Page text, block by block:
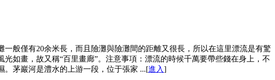
般僅有20余米長，而且險灘與險灘間的距離又很長，所以在這里漂流是有驚
如畫，故又稱“百里畫廊”。注意事項：漂流的時候千萬要帶些錢在身上，不
茅巖河是澧水的上游一段，位于張家 ...[進入]